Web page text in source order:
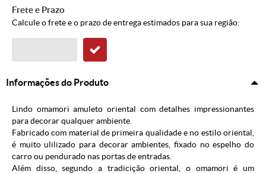
Frete e Prazo
Calcule o frete e o prazo de entrega estimados para sua região:
Informações do Produto
Lindo omamori amuleto oriental com detalhes impressionantes
para decorar qualquer ambiente.
Fabricado com material de primeira qualidade e no estilo oriental,
é muito ulilizado para decorar ambientes, fixado no espelho do
carro ou pendurado nas portas de entradas.
Além disso, segundo a tradicição oriental, o omamori é um